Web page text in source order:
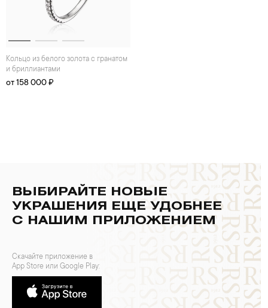
Кольцо из белого золота с гранатом
и бриллиантами
от 158 000 ₽
ВЫБИРАЙТЕ НОВЫЕ
УКРАШЕНИЯ ЕЩЕ УДОБНЕЕ
С НАШИМ ПРИЛОЖЕНИЕМ
Скачайте приложение в
App Store или Google Play: